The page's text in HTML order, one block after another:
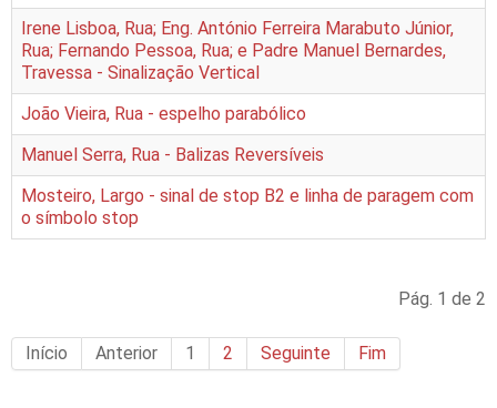
Irene Lisboa, Rua; Eng. António Ferreira Marabuto Júnior,
Rua; Fernando Pessoa, Rua; e Padre Manuel Bernardes,
Travessa - Sinalização Vertical
João Vieira, Rua - espelho parabólico
Manuel Serra, Rua - Balizas Reversíveis
Mosteiro, Largo - sinal de stop B2 e linha de paragem com
o símbolo stop
Pág. 1 de 2
Início Anterior 1 2 Seguinte Fim